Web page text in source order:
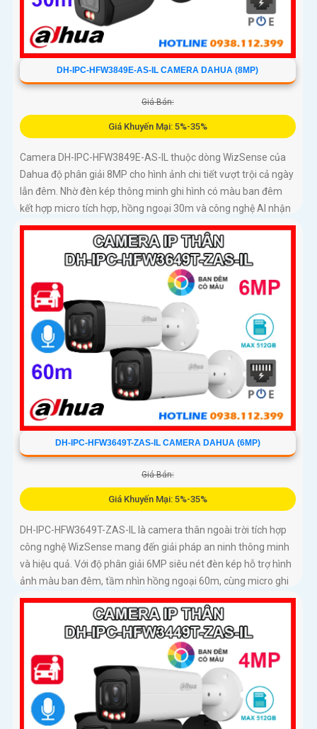
DH-IPC-HFW3849E-AS-IL CAMERA DAHUA (8MP)
Giá Bán:
Giá Khuyến Mại: 5%-35%
Camera DH-IPC-HFW3849E-AS-IL thuộc dòng WizSense của
Dahua độ phân giải 8MP cho hình ảnh chi tiết vượt trội cả ngày
lẫn đêm. Nhờ đèn kép thông minh ghi hình có màu ban đêm
kết hợp micro tích hợp, hồng ngoại 30m và công nghệ AI nhận
diện chính xác người và xe, giúp tăng cường bảo mật hiệu quả
DH-IPC-HFW3649T-ZAS-IL CAMERA DAHUA (6MP)
Giá Bán:
Giá Khuyến Mại: 5%-35%
DH-IPC-HFW3649T-ZAS-IL là camera thân ngoài trời tích hợp
công nghệ WizSense mang đến giải pháp an ninh thông minh
và hiệu quả. Với độ phân giải 6MP siêu nét đèn kép hỗ trợ hình
ảnh màu ban đêm, tầm nhìn hồng ngoại 60m, cùng micro ghi
âm và khả năng nhận diện chính xác người và xe, camera đảm
bảo giám sát chuẩn xác 24/7 hỗ trợ POE, khe thẻ nhớ lên đến
512GB và chuẩn chống nước IP67